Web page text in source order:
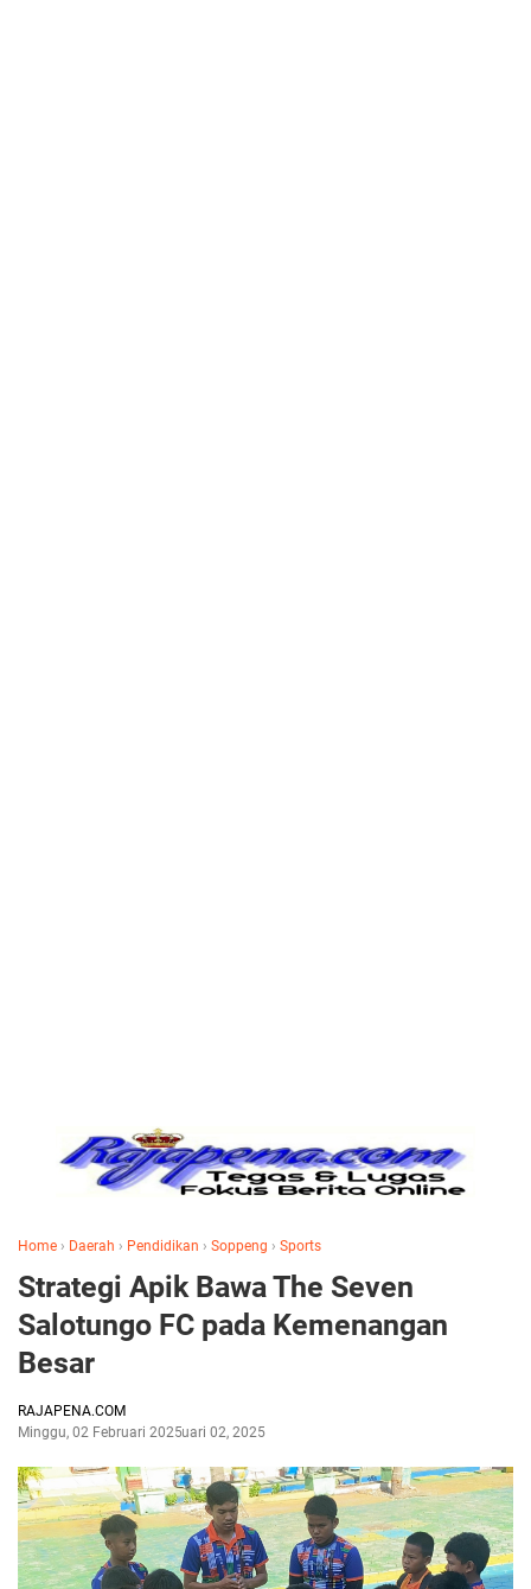
Home › Daerah › Pendidikan › Soppeng › Sports
Strategi Apik Bawa The Seven
Salotungo FC pada Kemenangan
Besar
RAJAPENA.COM
Minggu, 02 Februari 2025Februari 02, 2025